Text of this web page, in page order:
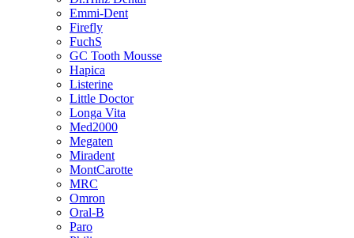
Emmi-Dent
Firefly
FuchS
GC Tooth Mousse
Hapica
Listerine
Little Doctor
Longa Vita
Med2000
Megaten
Miradent
MontCarotte
MRC
Omron
Oral-B
Paro